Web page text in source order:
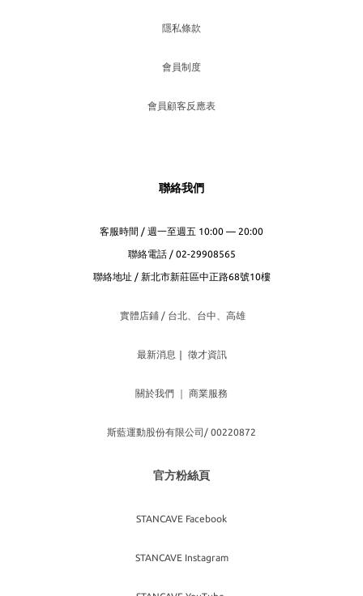
隱私條款
會員制度
會員顧客反應表
聯絡我們
客服時間 / 週一至週五 10:00 — 20:00
聯絡電話 / 02-29908565
聯絡地址 / 新北市新莊區中正路68號10樓
實體店鋪 / 台北、台中、高雄
最新消息 ｜ 徵才資訊
關於我們 ｜ 商業服務
斯藍運動股份有限公司/ 00220872
官方粉絲頁
STANCAVE Facebook
STANCAVE Instagram